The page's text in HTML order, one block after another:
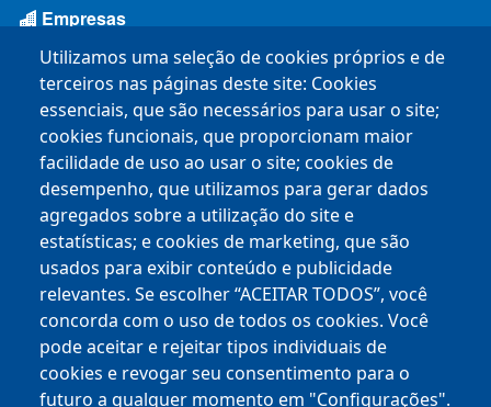
Utilizamos uma seleção de cookies próprios e de
terceiros nas páginas deste site: Cookies
essenciais, que são necessários para usar o site;
cookies funcionais, que proporcionam maior
facilidade de uso ao usar o site; cookies de
desempenho, que utilizamos para gerar dados
agregados sobre a utilização do site e
estatísticas; e cookies de marketing, que são
usados ​​para exibir conteúdo e publicidade
relevantes. Se escolher “ACEITAR TODOS”, você
concorda com o uso de todos os cookies. Você
pode aceitar e rejeitar tipos individuais de
cookies e revogar seu consentimento para o
futuro a qualquer momento em "Configurações".
Empresas
BHISS
Chamamentos Públicos
Mapa Empreende BH
Espaço do Empreendedor
BH TEC
PBH Inova